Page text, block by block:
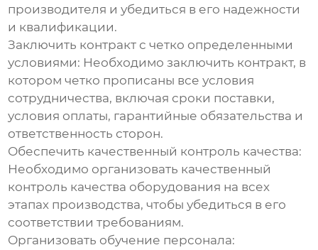
производителя и убедиться в его надежности
и квалификации.
Заключить контракт с четко определенными
условиями: Необходимо заключить контракт, в
котором четко прописаны все условия
сотрудничества, включая сроки поставки,
условия оплаты, гарантийные обязательства и
ответственность сторон.
Обеспечить качественный контроль качества:
Необходимо организовать качественный
контроль качества оборудования на всех
этапах производства, чтобы убедиться в его
соответствии требованиям.
Организовать обучение персонала: